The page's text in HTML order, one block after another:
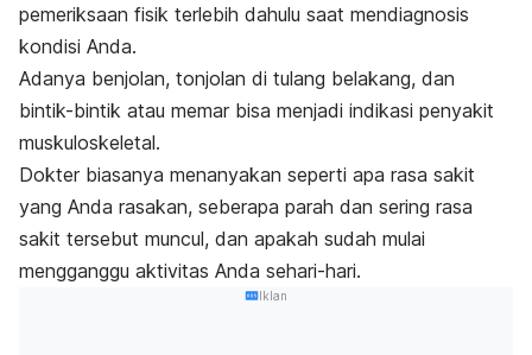
pemeriksaan fisik terlebih dahulu saat mendiagnosis
kondisi Anda.
Adanya benjolan, tonjolan di tulang belakang, dan
bintik-bintik atau memar bisa menjadi indikasi penyakit
muskuloskeletal.
Dokter biasanya menanyakan seperti apa rasa sakit
yang Anda rasakan, seberapa parah dan sering rasa
sakit tersebut muncul, dan apakah sudah mulai
mengganggu aktivitas Anda sehari-hari.
Iklan